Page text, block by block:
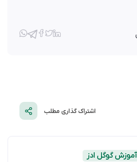
اشتراک گذاری مطلب
آموزش گوگل ادز